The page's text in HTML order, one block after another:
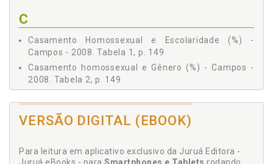
C
Casamento Homossexual e Escolaridade (%) -
Campos - 2008. Tabela 1, p. 149
Casamento homossexual e Gênero (%) - Campos -
2008. Tabela 2, p. 149
Constitucional. Constituição Federal de 1988 como
Constituição Federal de 1988 como baliza para o
VERSÃO DIGITAL (EBOOK)
Para leitura em aplicativo exclusivo da Juruá Editora -